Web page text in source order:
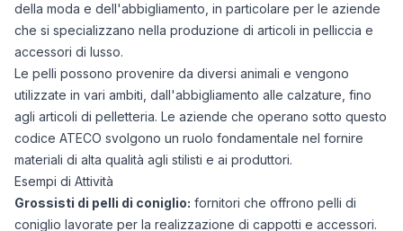
della moda e dell'abbigliamento, in particolare per le aziende
che si specializzano nella produzione di articoli in pelliccia e
accessori di lusso.
Le pelli possono provenire da diversi animali e vengono
utilizzate in vari ambiti, dall'abbigliamento alle calzature, fino
agli articoli di pelletteria. Le aziende che operano sotto questo
codice ATECO svolgono un ruolo fondamentale nel fornire
materiali di alta qualità agli stilisti e ai produttori.
Esempi di Attività
Grossisti di pelli di coniglio: fornitori che offrono pelli di
coniglio lavorate per la realizzazione di cappotti e accessori.